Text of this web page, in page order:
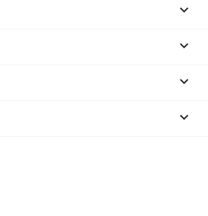



keyboard_arrow_down